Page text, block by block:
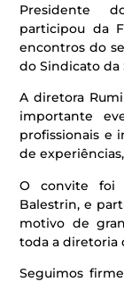
Presidente
participou da
encontros do
do Sindicato da
A diretora
importante
profissionais e
de
O convite foi
Balestrin, e
motivo de
toda a diretoria
Seguimos